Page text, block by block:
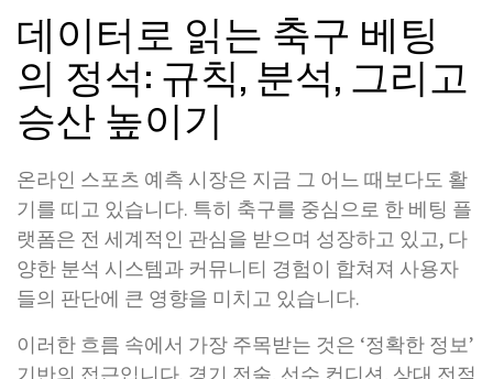
데이터로 읽는 축구 베팅
의 정석: 규칙, 분석, 그리고
승산 높이기
온라인 스포츠 예측 시장은 지금 그 어느 때보다도 활
기를 띠고 있습니다. 특히 축구를 중심으로 한 베팅 플
랫폼은 전 세계적인 관심을 받으며 성장하고 있고, 다
양한 분석 시스템과 커뮤니티 경험이 합쳐져 사용자
들의 판단에 큰 영향을 미치고 있습니다.
이러한 흐름 속에서 가장 주목받는 것은 ‘정확한 정보’